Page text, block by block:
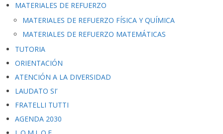
MATERIALES DE REFUERZO
MATERIALES DE REFUERZO FÍSICA Y QUÍMICA
MATERIALES DE REFUERZO MATEMÁTICAS
TUTORIA
ORIENTACIÓN
ATENCIÓN A LA DIVERSIDAD
LAUDATO SI’
FRATELLI TUTTI
AGENDA 2030